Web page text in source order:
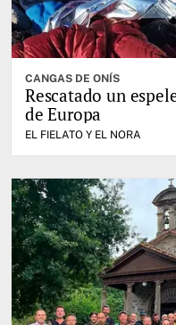
CANGAS DE ONÍS
Rescatado un
de Europa
EL FIELATO Y EL NORA